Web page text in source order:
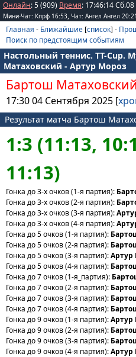
Онлайн: 5 (909) Время: 17:46:14Сб.08
Мини-Чат: Кпрф 16:53, Чат: Ангел Ангел 20:21
Главная - Ближайшие [список] -
Поиск по предстоящим событиям
Настольный теннис. TT-
Матаховский - Артур Мороз
Бартош Матаховский
17:30 04 Сентября 2025 [
Результат матча Бартош
1:3 (11:13,
11:13)
Гонка до 3-х очков (1-я партия):
Гонка до 3-х очков (2-я партия):
Гонка до 3-х очков (3-я партия):
Гонка до 3-х очков (4-я партия):
Гонка до 5 очков (1-я партия):
Гонка до 5 очков (2-я партия):
Гонка до 5 очков (3-я партия):Артур
Гонка до 5 очков (4-я партия):
Гонка до 7 очков (1-я_партия):
Гонка до 7 очков (2-я партия):
Гонка до 7 очков (3-я партия):
Гонка до 7 очков (4-я партия):
Гонка до 9 очков (1-я партия):Артур
Гонка до 9 очков (2-я партия):
Гонка до 9 очков (3-я партия):
Гонка до 9 очков (4-я партия):Артур